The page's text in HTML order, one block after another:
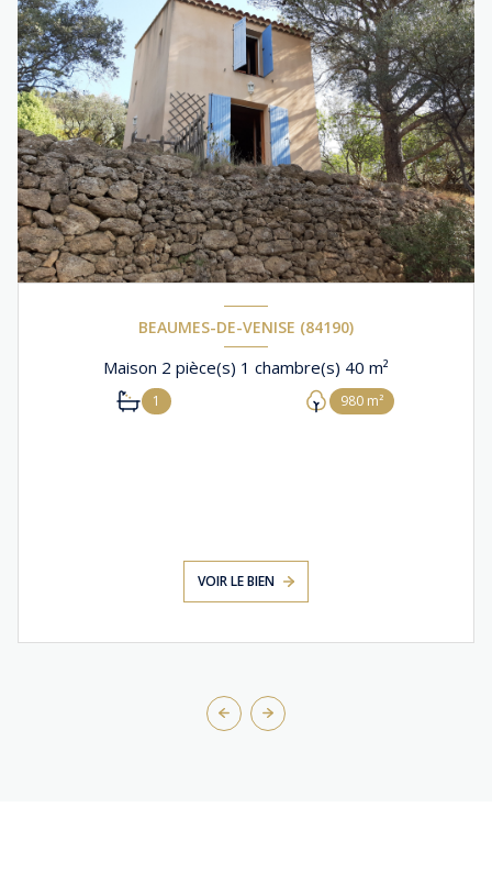
BEAUMES-DE-VENISE (84190)
Maison 2 pièce(s) 1 chambre(s) 40 m²
1 980 m²
VOIR LE BIEN